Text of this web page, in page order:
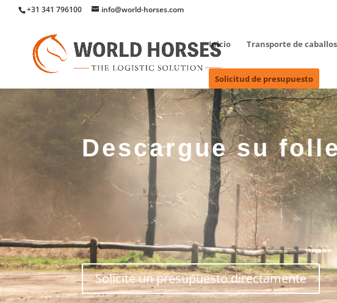
+31 341 796100 info@world-horses.com
Inicio Transporte de caballos
Solicitud de presupuesto
Descargue su
Solicite un presupuesto directamente